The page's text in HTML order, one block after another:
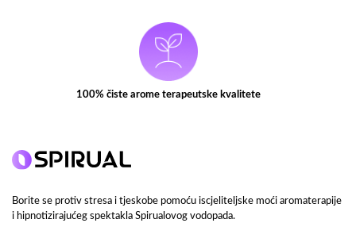
100% čiste arome terapeutske kvalitete
Borite se protiv stresa i tjeskobe pomoću iscjeliteljske moći aromaterapije
i hipnotizirajućeg spektakla Spirualovog vodopada.